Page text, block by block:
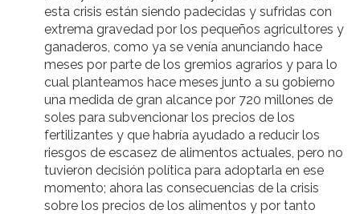
esta crisis están siendo padecidas y sufridas con
extrema gravedad por los pequeños agricultores y
ganaderos, como ya se venía anunciando hace
meses por parte de los gremios agrarios y para lo
cual planteamos hace meses junto a su gobierno
una medida de gran alcance por 720 millones de
soles para subvencionar los precios de los
fertilizantes y que habría ayudado a reducir los
riesgos de escasez de alimentos actuales, pero no
tuvieron decisión política para adoptarla en ese
momento; ahora las consecuencias de la crisis
sobre los precios de los alimentos y por tanto